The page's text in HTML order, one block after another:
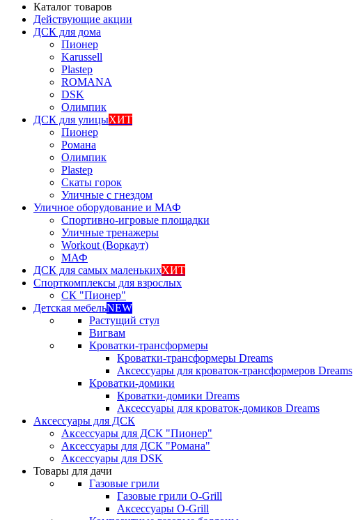
Каталог товаров
Действующие акции
ДСК для дома
Пионер
Karussell
Plastep
ROMANA
DSK
Олимпик
ДСК для улицыХИТ
Пионер
Романа
Олимпик
Plastep
Скаты горок
Уличные с гнездом
Уличное оборудование и МАФ
Спортивно-игровые площадки
Уличные тренажеры
Workout (Воркаут)
МАФ
ДСК для самых маленькихХИТ
Спорткомплексы для взрослых
СК "Пионер"
Детская мебельNEW
Растущий стул
Вигвам
Кроватки-трансформеры
Кроватки-трансформеры Dreams
Аксессуары для кроваток-трансформеров Dreams
Кроватки-домики
Кроватки-домики Dreams
Аксессуары для кроваток-домиков Dreams
Аксессуары для ДСК
Аксессуары для ДСК "Пионер"
Аксессуары для ДСК "Романа"
Аксессуары для DSK
Товары для дачи
Газовые грили
Газовые грили O-Grill
Аксессуары O-Grill